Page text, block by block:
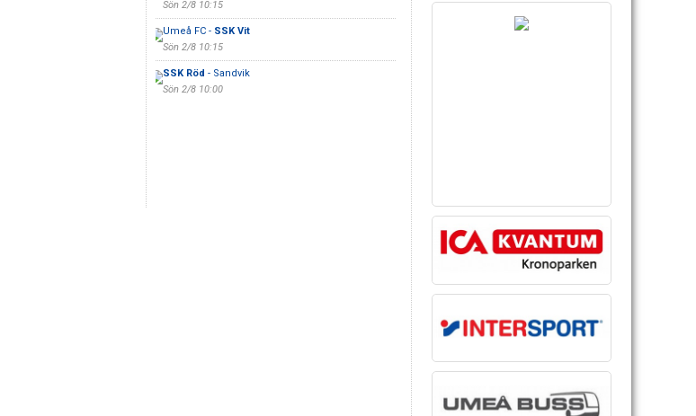
Sön 2/8 10:15
Umeå FC - SSK Vit
Sön 2/8 10:15
SSK Röd - Sandvik
Sön 2/8 10:00